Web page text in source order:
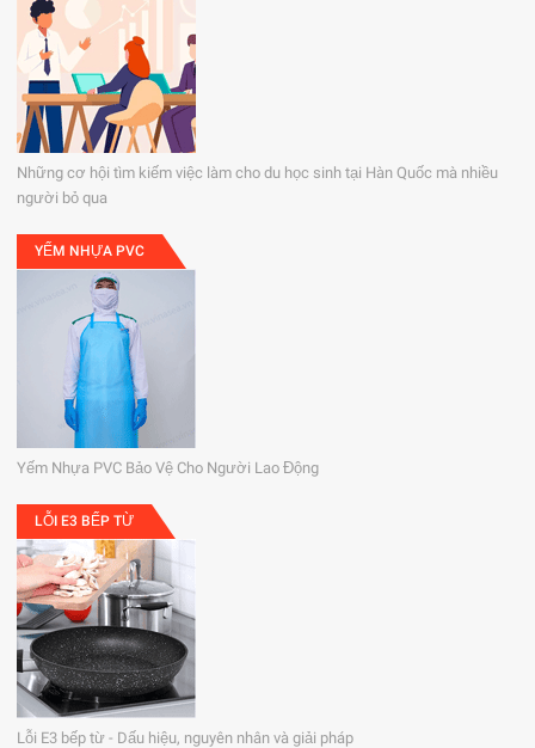
Những cơ hội tìm kiếm việc làm cho du học sinh tại Hàn Quốc mà nhiều
người bỏ qua
YẾM NHỰA PVC
Yếm Nhựa PVC Bảo Vệ Cho Người Lao Động
LỖI E3 BẾP TỪ
Lỗi E3 bếp từ - Dấu hiệu, nguyên nhân và giải pháp